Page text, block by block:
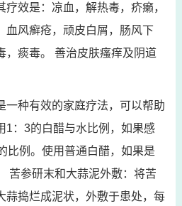
疗效是：凉血，解热毒，疥癞，
血风癣疮，顽皮白屑，肠风下
，痰毒。 善治皮肤瘙痒及阴道
一种有效的家庭疗法，可以帮助
1：3的白醋与水比例，如果感
比例。使用普通白醋，如果是
苦参研末和大蒜泥外敷：将苦
蒜捣烂成泥状，外敷于患处，每